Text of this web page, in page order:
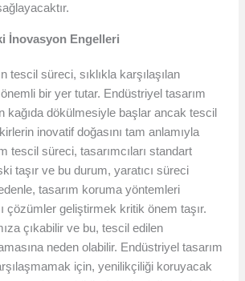
İnovasyon Engelleri
tescil süreci, sıklıkla karşılaşılan
bir yer tutar. Endüstriyel tasarım
kağıda dökülmesiyle başlar ancak tescil
inovatif doğasını tam anlamıyla
tescil süreci, tasarımcıları standart
taşır ve bu durum, yaratıcı süreci
tasarım koruma yöntemleri
çözümler geliştirmek kritik önem taşır.
çıkabilir ve bu, tescil edilen
neden olabilir. Endüstriyel tasarım
için, yenilikçiliği koruyacak